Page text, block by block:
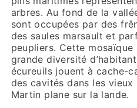
arbres. Au fond de la
sont occupées par des
des saules marsault et
peupliers. Cette
grande diversité
écureuils jouent à cache-
des cavités dans les
Martin plane sur la lande.